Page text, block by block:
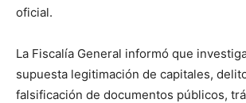
oficial.
La Fiscalía General informó que
supuesta legitimación de capitales,
falsificación de documentos públicos,